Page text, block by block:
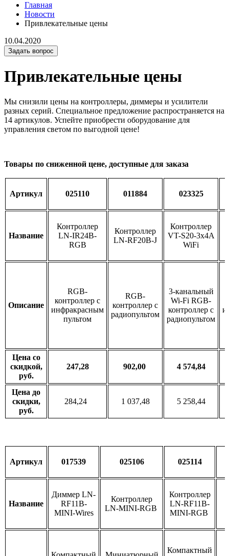
Главная
Новости
Привлекательные цены
10.04.2020
Задать вопрос
Привлекательные цены
Мы снизили цены на контроллеры, диммеры и усилители
разных серий. Специальное предложение распространяется на
14 артикулов. Успейте приобрести оборудование для
управления светом по выгодной цене!
Товары по сниженной цене, доступные для заказа
Артикул 025110 011884 023325
Название
Контроллер
LN-IR24B-
RGB
Контроллер
LN-RF20B-J
Контроллер
VT-S20-3x4A
WiFi
Описание
RGB-
контроллер с
инфракрасным
пультом
RGB-
контроллер с
радиопультом
3-канальный
Wi-Fi RGB-
контроллер с
радиопультом
Цена со
скидкой,
руб.
247,28 902,00 4 574,84
Цена до
скидки,
руб.
284,24 1 037,48 5 258,44
Артикул 017539 025106 025114
Название
Диммер LN-
RF11B-
MINI-Wires
Контроллер
LN-MINI-RGB
Контроллер
LN-RF11B-
MINI-RGB
Компактный